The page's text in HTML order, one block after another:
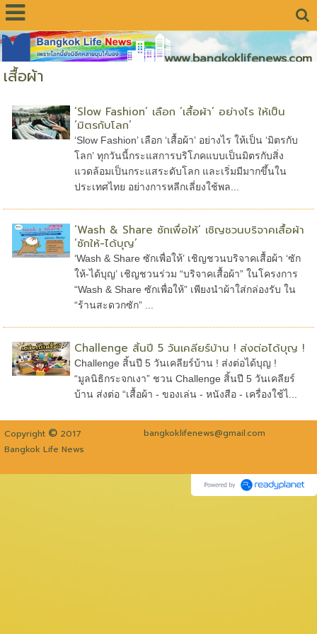
www.bangkoklifenews.com
เสื้อผ้า
‘Slow Fashion’ เลือก ‘เสื้อผ้า’ อย่างไร ให้เป็น
‘มิตรกับโลก’
‘Slow Fashion’ เลือก ‘เสื้อผ้า’ อย่างไร ให้เป็น ‘มิตรกับ
โลก’ ทุกวันนี้กระแสการบริโภคแบบเป็นมิตรกับสิ่ง
แวดล้อมเป็นกระแสระดับโลก และเริ่มมีมากขึ้นใน
ประเทศไทย อย่างการหลีกเลี่ยงใช้พล...
‘Wash & Share ซักเพื่อให้’ เชิญชวนบริจาคเสื้อผ้า
‘ซักให้-ได้บุญ’
‘Wash & Share ซักเพื่อให้’ เชิญชวนบริจาคเสื้อผ้า ‘ซัก
ให้-ได้บุญ’ เชิญชวนร่วม “บริจาคเสื้อผ้า” ในโครงการ
“Wash & Share ซักเพื่อให้” เพียงนำผ้าใส่กล่องรับ ใน
“ร้านสะดวกซัก” ...
Challenge สิ้นปี 5 วันเคลียร์บ้าน ! ส่งต่อได้บุญ !
Challenge สิ้นปี 5 วันเคลียร์บ้าน ! ส่งต่อได้บุญ !
“มูลนิธิกระจกเงา” ชวน Challenge สิ้นปี 5 วันเคลียร์
บ้าน ส่งต่อ “เสื้อผ้า - ของเล่น - หนังสือ - เครื่องใช้ไ...
Copyright © 2017
bangkoklifenews@gmail.com
Bangkok Life News